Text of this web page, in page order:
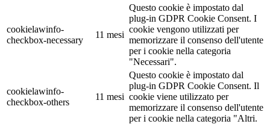
cookielawinfo-
checkbox-necessary
11 mesi
Questo cookie è impostato dal
plug-in GDPR Cookie Consent. I
cookie vengono utilizzati per
memorizzare il consenso dell'utente
per i cookie nella categoria
"Necessari".
cookielawinfo-
checkbox-others
11 mesi
Questo cookie è impostato dal
plug-in GDPR Cookie Consent. Il
cookie viene utilizzato per
memorizzare il consenso dell'utente
per i cookie nella categoria "Altri.